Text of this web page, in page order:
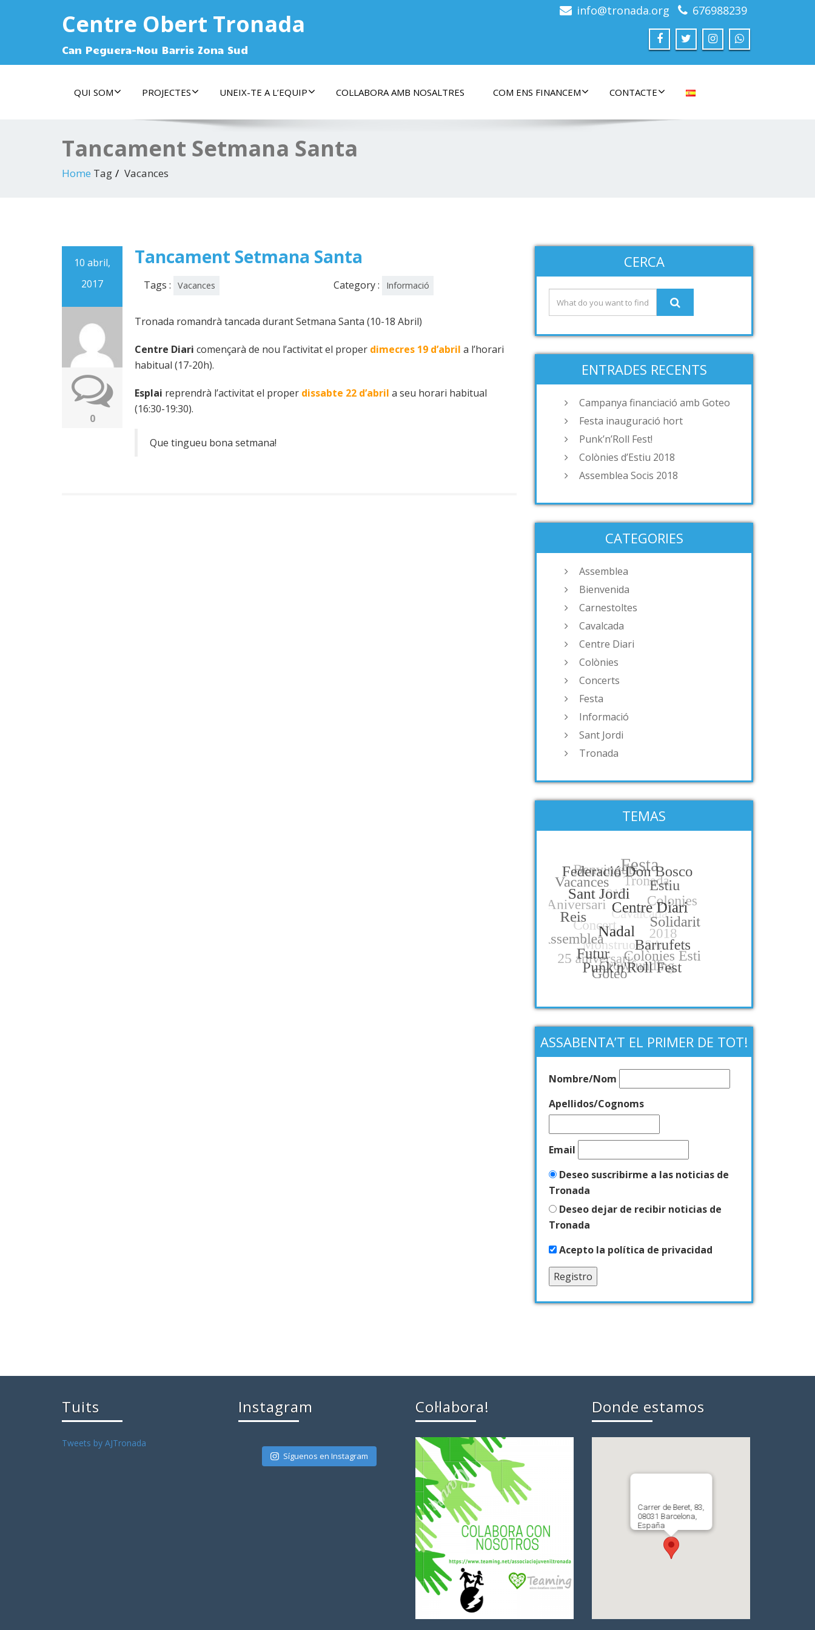
Centre Obert Tronada
Can Peguera-Nou Barris Zona Sud
info@tronada.org 676988239
QUI SOM PROJECTES UNEIX-TE A L’EQUIP COL·LABORA AMB NOSALTRES COM ENS FINANCEM CONTACTE
Tancament Setmana Santa
Home Tag Vacances
10 abril,
2017
0
Tancament Setmana Santa
Tags : Vacances Category : Informació
Tronada romandrà tancada durant Setmana Santa (10-18 Abril)
Centre Diari començarà de nou l’activitat el proper dimecres 19 d’abril a l’horari
habitual (17-20h).
Esplai reprendrà l’activitat el proper dissabte 22 d’abril a seu horari habitual
(16:30-19:30).
Que tingueu bona setmana!
CERCA
ENTRADES RECENTS
Campanya financiació amb Goteo
Festa inauguració hort
Punk’n’Roll Fest!
Colònies d’Estiu 2018
Assemblea Socis 2018
CATEGORIES
Assemblea
Bienvenida
Carnestoltes
Cavalcada
Centre Diari
Colònies
Concerts
Festa
Informació
Sant Jordi
Tronada
TEMAS
ASSABENTA’T EL PRIMER DE TOT!
Nombre/Nom
Apellidos/Cognoms
Email
Deseo suscribirme a las noticias de
Tronada
Deseo dejar de recibir noticias de
Tronada
Acepto la política de privacidad
Tuits
Tweets by AJTronada
Instagram
Síguenos en Instagram
Col·labora! Donde estamos
Carrer de Beret, 83,
08031 Barcelona,
España